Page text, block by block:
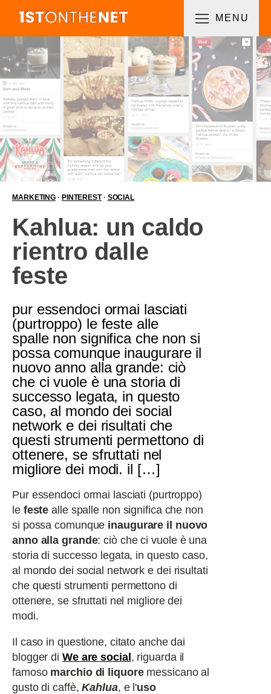
MENU
MARKETING · PINTEREST· SOCIAL
Kahlua: un caldo
rientro dalle
feste
pur essendoci ormai lasciati
(purtroppo) le feste alle
spalle non significa che non si
possa comunque inaugurare il
nuovo anno alla grande: ciò
che ci vuole è una storia di
successo legata, in questo
caso, al mondo dei social
network e dei risultati che
questi strumenti permettono di
ottenere, se sfruttati nel
migliore dei modi. il […]
Pur essendoci ormai lasciati (purtroppo)
le festealle spalle non significa che non
si possa comunque inaugurare il nuovo
anno alla grande: ciò che ci vuole è una
storia di successo legata, in questo caso,
al mondo dei social network e dei risultati
che questi strumenti permettono di
ottenere, se sfruttati nel migliore dei
modi.
Il caso in questione, citato anche dai
blogger di We are social , riguarda il
famoso marchio di liquoremessicano al
gusto di caffè,Kahlua, e l'uso